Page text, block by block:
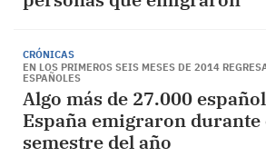
CRÓNICAS
EN LOS PRIMEROS SEIS MESES DE 2014
ESPAÑOLES
Algo más de 27.000
España emigraron
semestre del año